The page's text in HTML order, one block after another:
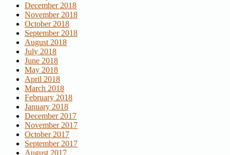
December 2018
November 2018
October 2018
September 2018
August 2018
July 2018
June 2018
May 2018
April 2018
March 2018
February 2018
January 2018
December 2017
November 2017
October 2017
September 2017
August 2017